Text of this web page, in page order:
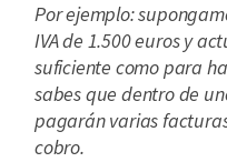
Por ejemplo:
IVA de 1.500 euros y
suficiente como para
sabes que dentro de
pagarán varias
cobro.